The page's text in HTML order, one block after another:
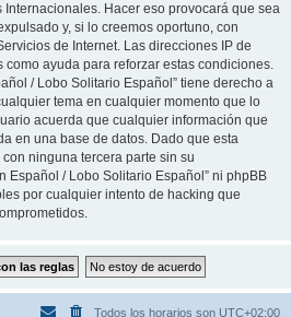
Internacionales. Hacer eso provocará que sea
y, si lo creemos oportuno, con
de Internet. Las direcciones IP de
ayuda para reforzar estas condiciones.
/ Lobo Solitario Español” tiene derecho a
tema en cualquier momento que lo
acuerda que cualquier información que
en una base de datos. Dado que esta
ninguna tercera parte sin su
Español / Lobo Solitario Español” ni phpBB
por cualquier intento de hacking que
Todos los horarios son UTC+02:00